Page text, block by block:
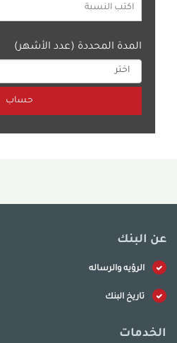
المدة المحددة (عدد الأشهر)
عن البنك
الرؤيه والرساله
تاريخ البنك
الخدمات